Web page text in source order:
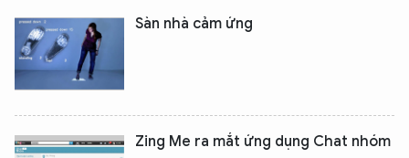
Sàn nhà cảm ứng
Zing Me ra mắt ứng dụng Chat nhóm